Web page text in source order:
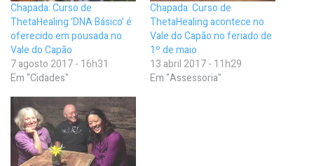
Chapada: Curso de
ThetaHealing ‘DNA Básico’ é
oferecido em pousada no
Vale do Capão
7 agosto 2017 - 16h31
Em "Cidades"
Chapada: Curso de
ThetaHealing acontece no
Vale do Capão no feriado de
1º de maio
13 abril 2017 - 11h29
Em "Assessoria"